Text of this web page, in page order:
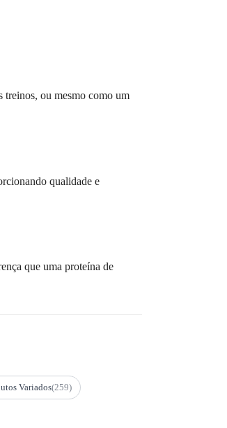
treinos, ou mesmo como um
qualidade e
que uma proteína de
Variados(259)